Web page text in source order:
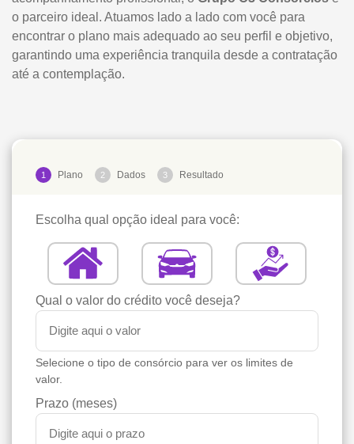
o parceiro ideal. Atuamos lado a lado com você para
encontrar o plano mais adequado ao seu perfil e objetivo,
garantindo uma experiência tranquila desde a contratação
até a contemplação.
1 Plano 2 Dados 3 Resultado
Escolha qual opção ideal para você:
Qual o valor do crédito você deseja?
Selecione o tipo de consórcio para ver os limites de
valor.
Prazo (meses)